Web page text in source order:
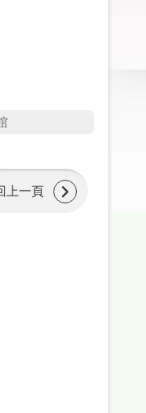
上一頁